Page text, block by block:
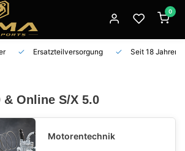
0
Ersatzteilversorgung Seit 18 Jahren
& Online S/X 5.0
Motorentechnik